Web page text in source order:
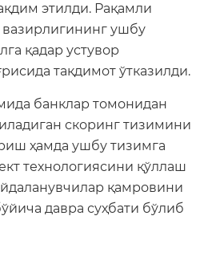
этилди. Рақамли
вазирлигининг ушбу
қадар устувор
тақдимот ўтказилди.
банклар томонидан
скоринг тизимини
ҳамда ушбу тизимга
технологиясини қўллаш
қамровини
давра суҳбати бўлиб